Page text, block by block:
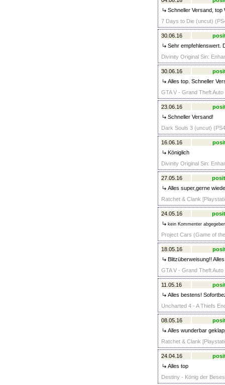
Schneller Versand, top
7 Days to Die (uncut)
30.06.16
Sehr empfehlenswert.
Divinity Original Sin:
30.06.16
Alles top. Schneller
GTA V - Grand Theft
23.06.16
Schneller Versand!
Dark Souls 3 (uncut)
16.06.16
Königlich
Divinity Original Sin:
27.05.16
Alles super,gerne
Ratchet & Clank
24.05.16
kein Kommenter
Project Cars (Game of
18.05.16
Blitzüberweisung!!
GTA V - Grand Theft
11.05.16
Alles bestens!
Uncharted 4 - A Thiefs
08.05.16
Alles wunderbar
Ratchet & Clank
24.04.16
Alles top
Destiny - König der